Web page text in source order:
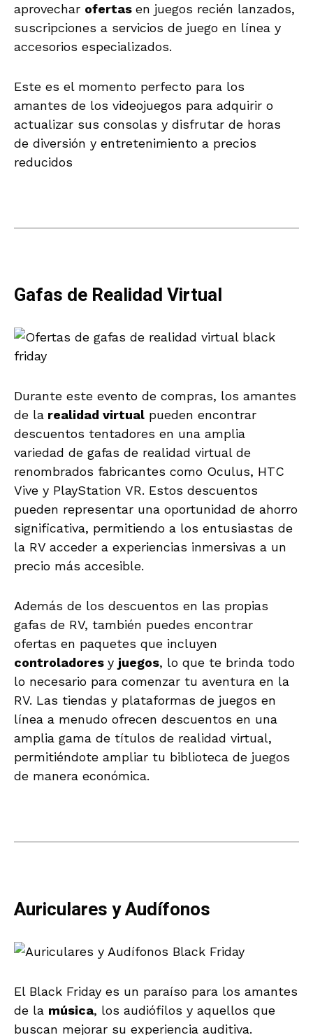
aprovechar ofertas en juegos recién lanzados,
suscripciones a servicios de juego en línea y
accesorios especializados.
Este es el momento perfecto para los
amantes de los videojuegos para adquirir o
actualizar sus consolas y disfrutar de horas
de diversión y entretenimiento a precios
reducidos
Gafas de Realidad Virtual
Durante este evento de compras, los amantes
de la realidad virtual pueden encontrar
descuentos tentadores en una amplia
variedad de gafas de realidad virtual de
renombrados fabricantes como Oculus, HTC
Vive y PlayStation VR. Estos descuentos
pueden representar una oportunidad de ahorro
significativa, permitiendo a los entusiastas de
la RV acceder a experiencias inmersivas a un
precio más accesible.
Además de los descuentos en las propias
gafas de RV, también puedes encontrar
ofertas en paquetes que incluyen
controladores y juegos, lo que te brinda todo
lo necesario para comenzar tu aventura en la
RV. Las tiendas y plataformas de juegos en
línea a menudo ofrecen descuentos en una
amplia gama de títulos de realidad virtual,
permitiéndote ampliar tu biblioteca de juegos
de manera económica.
Auriculares y Audífonos
El Black Friday es un paraíso para los amantes
de la música, los audiófilos y aquellos que
buscan mejorar su experiencia auditiva.